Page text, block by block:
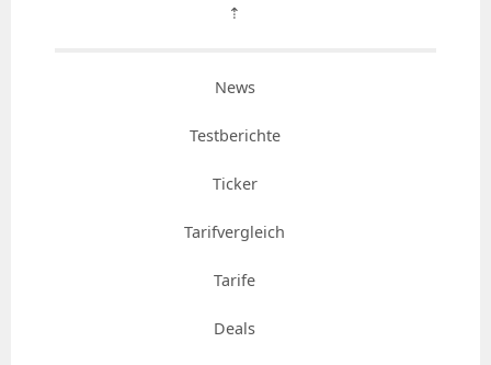
⇡
News
Testberichte
Ticker
Tarifvergleich
Tarife
Deals